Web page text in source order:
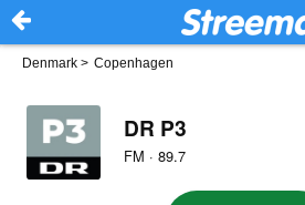
Denmark > Copenhagen
DR P3
FM · 89.7